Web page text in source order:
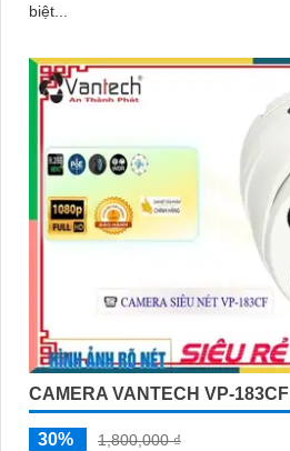
biệt...
CAMERA VANTECH VP-183CF
30%
1,800,000 ₫